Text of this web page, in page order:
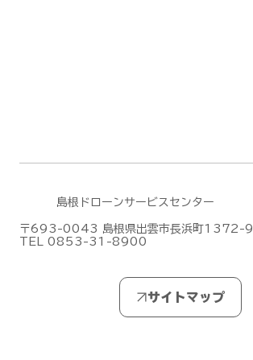
島根ドローンサービスセンター
〒693-0043 島根県出雲市長浜町1372-9
TEL 0853-31-8900